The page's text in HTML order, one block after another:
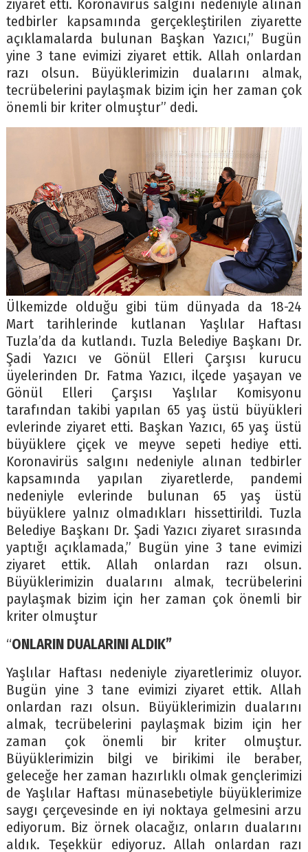
ziyaret etti. Koronavirüs salgını nedeniyle alınan
tedbirler kapsamında gerçekleştirilen ziyarette
açıklamalarda bulunan Başkan Yazıcı,” Bugün
yine 3 tane evimizi ziyaret ettik. Allah onlardan
razı olsun. Büyüklerimizin dualarını almak,
tecrübelerini paylaşmak bizim için her zaman çok
önemli bir kriter olmuştur” dedi.
Ülkemizde olduğu gibi tüm dünyada da 18-24
Mart tarihlerinde kutlanan Yaşlılar Haftası
Tuzla’da da kutlandı. Tuzla Belediye Başkanı Dr.
Şadi Yazıcı ve Gönül Elleri Çarşısı kurucu
üyelerinden Dr. Fatma Yazıcı, ilçede yaşayan ve
Gönül Elleri Çarşısı Yaşlılar Komisyonu
tarafından takibi yapılan 65 yaş üstü büyükleri
evlerinde ziyaret etti. Başkan Yazıcı, 65 yaş üstü
büyüklere çiçek ve meyve sepeti hediye etti.
Koronavirüs salgını nedeniyle alınan tedbirler
kapsamında yapılan ziyaretlerde, pandemi
nedeniyle evlerinde bulunan 65 yaş üstü
büyüklere yalnız olmadıkları hissettirildi. Tuzla
Belediye Başkanı Dr. Şadi Yazıcı ziyaret sırasında
yaptığı açıklamada,” Bugün yine 3 tane evimizi
ziyaret ettik. Allah onlardan razı olsun.
Büyüklerimizin dualarını almak, tecrübelerini
paylaşmak bizim için her zaman çok önemli bir
kriter olmuştur
“ONLARIN DUALARINI ALDIK”
Yaşlılar Haftası nedeniyle ziyaretlerimiz oluyor.
Bugün yine 3 tane evimizi ziyaret ettik. Allah
onlardan razı olsun. Büyüklerimizin dualarını
almak, tecrübelerini paylaşmak bizim için her
zaman çok önemli bir kriter olmuştur.
Büyüklerimizin bilgi ve birikimi ile beraber,
geleceğe her zaman hazırlıklı olmak gençlerimizi
de Yaşlılar Haftası münasebetiyle büyüklerimize
saygı çerçevesinde en iyi noktaya gelmesini arzu
ediyorum. Biz örnek olacağız, onların dualarını
aldık. Teşekkür ediyoruz. Allah onlardan razı